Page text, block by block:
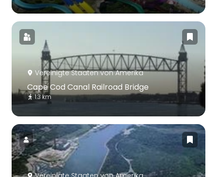
Vereinigte Staaten von Amerika
Cape Cod Canal Railroad Bridge
1.3 km